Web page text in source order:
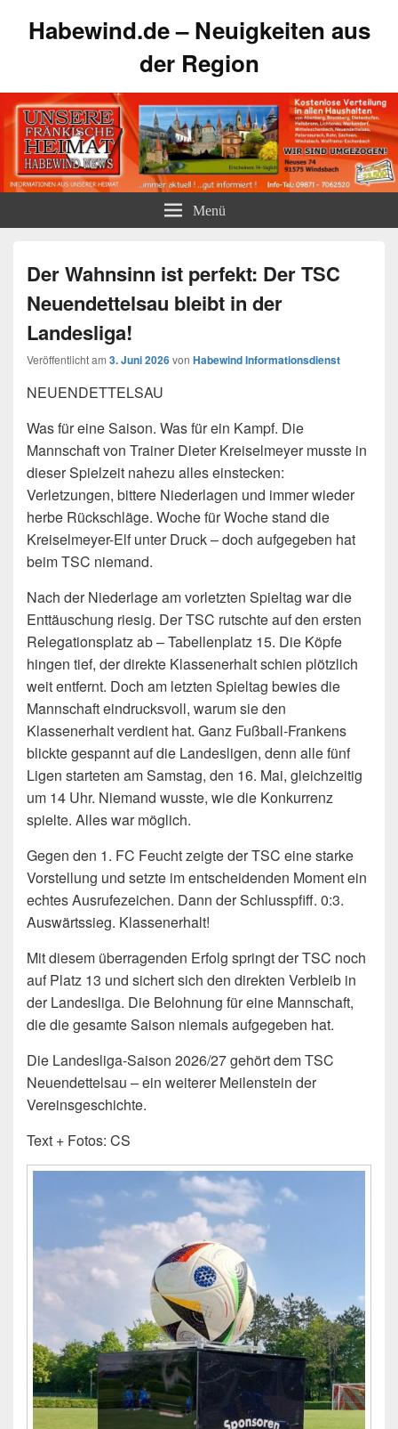
Habewind.de – Neuigkeiten aus
der Region
Menü
Der Wahnsinn ist perfekt: Der TSC
Neuendettelsau bleibt in der
Landesliga!
Veröffentlicht am 3. Juni 2026von Habewind Informationsdienst
NEUENDETTELSAU
Was für eine Saison. Was für ein Kampf. Die
Mannschaft von Trainer Dieter Kreiselmeyer musste in
dieser Spielzeit nahezu alles einstecken:
Verletzungen, bittere Niederlagen und immer wieder
herbe Rückschläge. Woche für Woche stand die
Kreiselmeyer-Elf unter Druck – doch aufgegeben hat
beim TSC niemand.
Nach der Niederlage am vorletzten Spieltag war die
Enttäuschung riesig. Der TSC rutschte auf den ersten
Relegationsplatz ab – Tabellenplatz 15. Die Köpfe
hingen tief, der direkte Klassenerhalt schien plötzlich
weit entfernt. Doch am letzten Spieltag bewies die
Mannschaft eindrucksvoll, warum sie den
Klassenerhalt verdient hat. Ganz Fußball-Frankens
blickte gespannt auf die Landesligen, denn alle fünf
Ligen starteten am Samstag, den 16. Mai, gleichzeitig
um 14 Uhr. Niemand wusste, wie die Konkurrenz
spielte. Alles war möglich.
Gegen den 1. FC Feucht zeigte der TSC eine starke
Vorstellung und setzte im entscheidenden Moment ein
echtes Ausrufezeichen. Dann der Schlusspfiff. 0:3.
Auswärtssieg. Klassenerhalt!
Mit diesem überragenden Erfolg springt der TSC noch
auf Platz 13 und sichert sich den direkten Verbleib in
der Landesliga. Die Belohnung für eine Mannschaft,
die die gesamte Saison niemals aufgegeben hat.
Die Landesliga-Saison 2026/27 gehört dem TSC
Neuendettelsau – ein weiterer Meilenstein der
Vereinsgeschichte.
Text + Fotos: CS